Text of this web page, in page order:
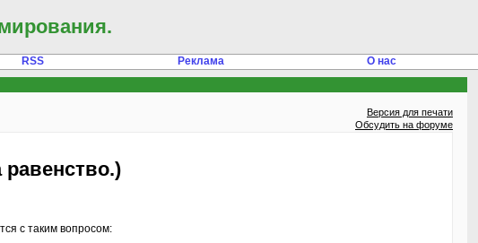
RSS Реклама О нас
Версия для печати
Обсудить на форуме
с таким вопросом: